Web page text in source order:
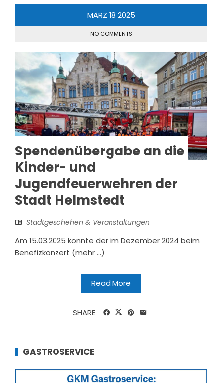
MÄRZ 18 2025
NO COMMENTS
Spendenübergabe an die
Kinder- und
Jugendfeuerwehren der
Stadt Helmstedt
Stadtgeschehen & Veranstaltungen
Am 15.03.2025 konnte der im Dezember 2024 beim
Benefizkonzert (mehr …)
Read More
SHARE
GASTROSERVICE